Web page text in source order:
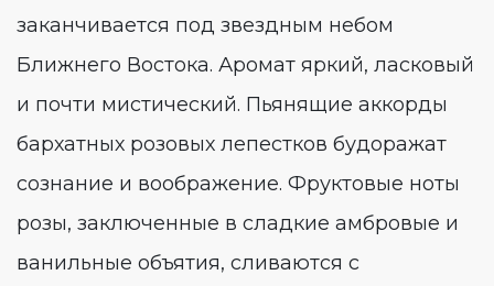
заканчивается под звездным небом
Ближнего Востока. Аромат яркий, ласковый
и почти мистический. Пьянящие аккорды
бархатных розовых лепестков будоражат
сознание и воображение. Фруктовые ноты
розы, заключенные в сладкие амбровые и
ванильные объятия, сливаются с